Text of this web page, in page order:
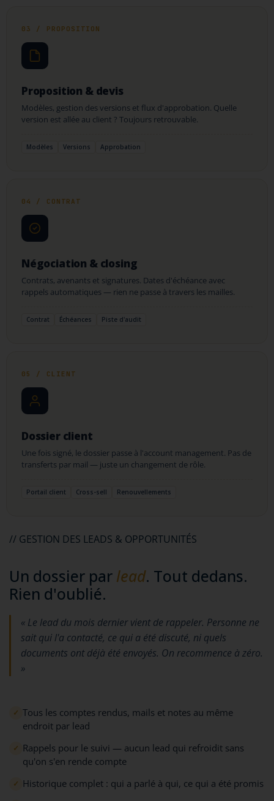
03 / PROPOSITION
Proposition & devis
Modèles, gestion des versions et flux d'approbation. Quelle
version est allée au client ? Toujours retrouvable.
Modèles Versions Approbation
04 / CONTRAT
Négociation & closing
Contrats, avenants et signatures. Dates d'échéance avec
rappels automatiques — rien ne passe à travers les mailles.
Contrat Échéances Piste d'audit
05 / CLIENT
Dossier client
Une fois signé, le dossier passe à l'account management. Pas de
transferts par mail — juste un changement de rôle.
Portail client Cross-sell Renouvellements
// GESTION DES LEADS & OPPORTUNITÉS
Un dossier par lead. Tout dedans.
Rien d'oublié.
« Le lead du mois dernier vient de rappeler. Personne ne
sait qui l'a contacté, ce qui a été discuté, ni quels
documents ont déjà été envoyés. On recommence à zéro.
»
Tous les comptes rendus, mails et notes au même
endroit par lead
Rappels pour le suivi — aucun lead qui refroidit sans
qu'on s'en rende compte
Historique complet : qui a parlé à qui, ce qui a été promis